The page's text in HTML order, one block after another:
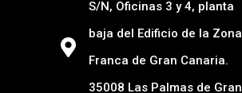
S/N, Oficinas 3 y 4, planta
baja del Edificio de la Zona
Franca de Gran Canaria.
35008 Las Palmas de Gran